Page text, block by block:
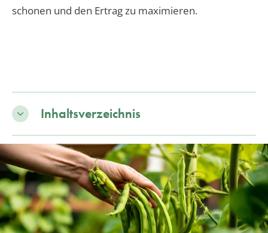
schonen und den Ertrag zu maximieren.
Inhaltsverzeichnis